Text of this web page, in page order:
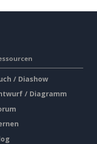
/ Diashow
/ Diagramm